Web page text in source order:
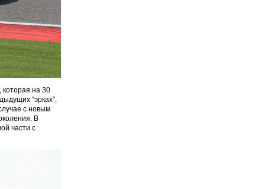
которая на 30
“эрках”,
с новым
В
части с